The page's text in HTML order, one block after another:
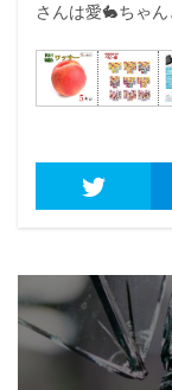
さんは愛🐇ちゃ